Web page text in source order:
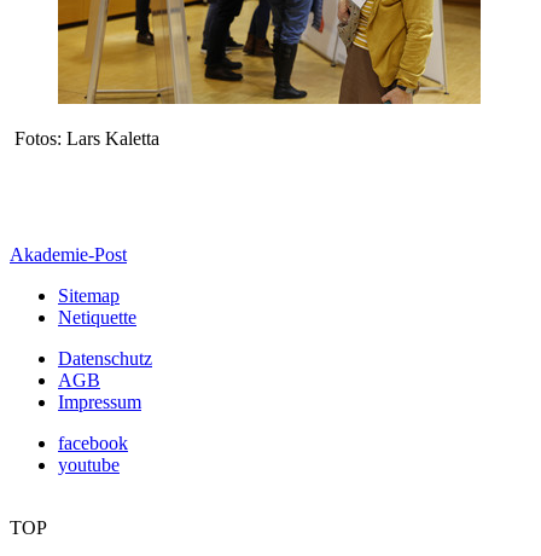
Fotos: Lars Kaletta
Akademie-Post
Sitemap
Netiquette
Datenschutz
AGB
Impressum
facebook
youtube
TOP